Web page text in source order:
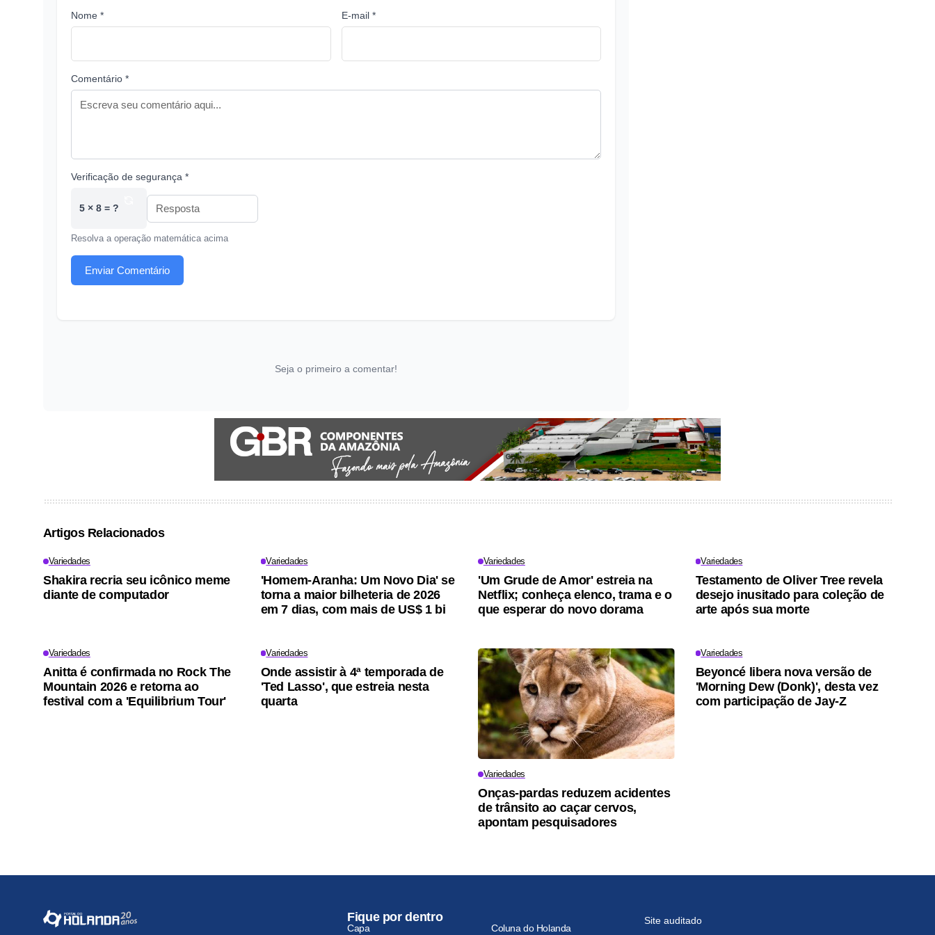
Nome * E-mail *
Comentário *
Verificação de segurança *
5 × 8 = ?
Resolva a operação matemática acima
Enviar Comentário
Seja o primeiro a comentar!
Artigos Relacionados
Variedades
Shakira recria seu icônico meme
diante de computador
Variedades
'Homem-Aranha: Um Novo Dia' se
torna a maior bilheteria de 2026
em 7 dias, com mais de US$ 1 bi
Variedades
'Um Grude de Amor' estreia na
Netflix; conheça elenco, trama e o
que esperar do novo dorama
Variedades
Testamento de Oliver Tree revela
desejo inusitado para coleção de
arte após sua morte
Variedades
Anitta é confirmada no Rock The
Mountain 2026 e retorna ao
festival com a 'Equilibrium Tour'
Variedades
Onde assistir à 4ª temporada de
'Ted Lasso', que estreia nesta
quarta
Variedades
Onças-pardas reduzem acidentes
de trânsito ao caçar cervos,
apontam pesquisadores
Variedades
Beyoncé libera nova versão de
'Morning Dew (Donk)', desta vez
com participação de Jay-Z
Fique por dentro
Capa Coluna do Holanda
Site auditado